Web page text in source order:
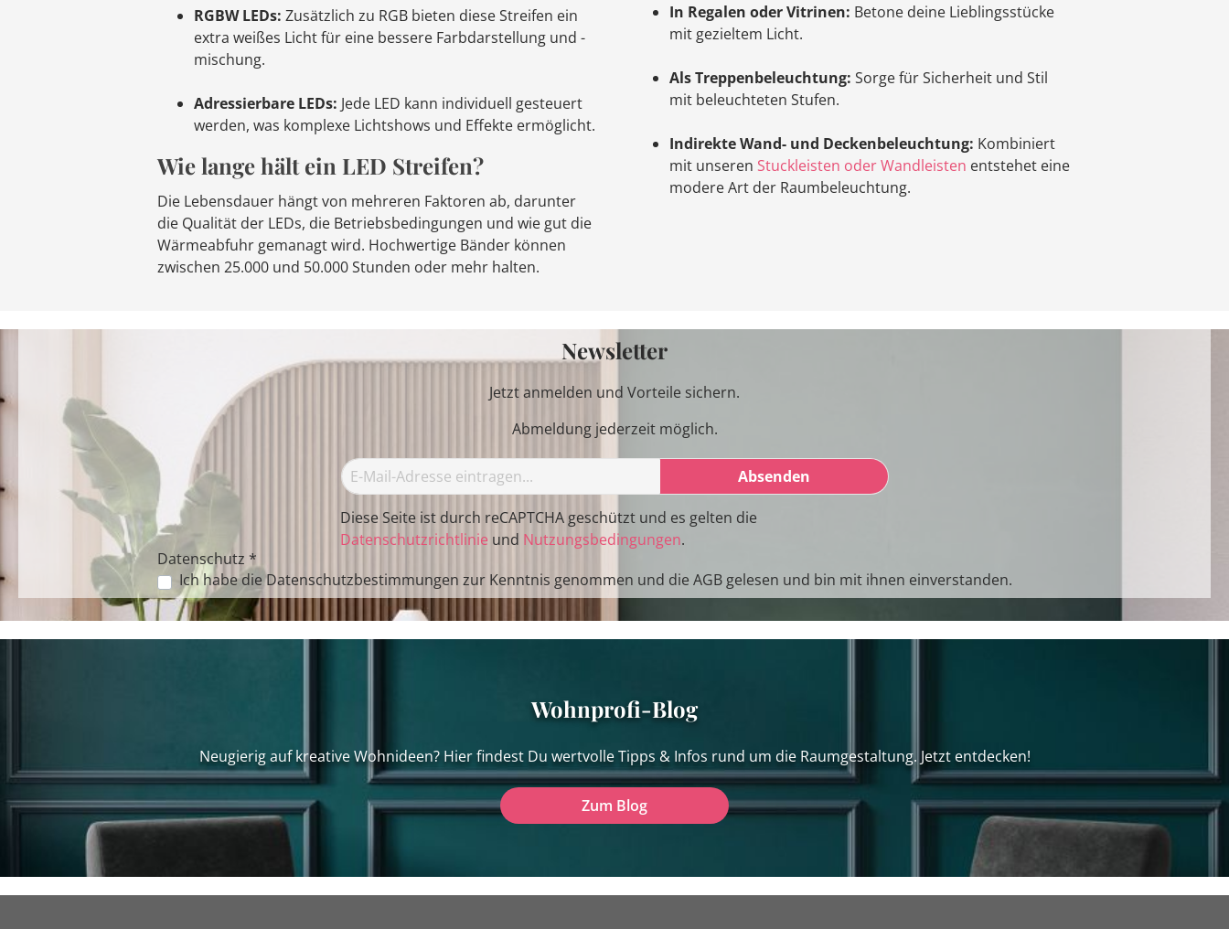
RGBW LEDs: Zusätzlich zu RGB bieten diese Streifen ein
extra weißes Licht für eine bessere Farbdarstellung und -
mischung.
Adressierbare LEDs: Jede LED kann individuell gesteuert
werden, was komplexe Lichtshows und Effekte ermöglicht.
Wie lange hält ein LED Streifen?
Die Lebensdauer hängt von mehreren Faktoren ab, darunter
die Qualität der LEDs, die Betriebsbedingungen und wie gut die
Wärmeabfuhr gemanagt wird. Hochwertige Bänder können
zwischen 25.000 und 50.000 Stunden oder mehr halten.
In Regalen oder Vitrinen: Betone deine Lieblingsstücke
mit gezieltem Licht.
Als Treppenbeleuchtung: Sorge für Sicherheit und Stil
mit beleuchteten Stufen.
Indirekte Wand- und Deckenbeleuchtung: Kombiniert
mit unseren Stuckleisten oder Wandleisten entstehet eine
modere Art der Raumbeleuchtung.
Newsletter
Jetzt anmelden und Vorteile sichern.
Abmeldung jederzeit möglich.
Absenden
Diese Seite ist durch reCAPTCHA geschützt und es gelten die
Datenschutzrichtlinie und Nutzungsbedingungen.
Datenschutz *
Ich habe dieDatenschutzbestimmungen zur Kenntnis genommen und die AGB gelesen und bin mit ihnen einverstanden.
Wohnprofi-Blog
Neugierig auf kreative Wohnideen? Hier findest Du wertvolle Tipps & Infos rund um die Raumgestaltung. Jetzt entdecken!
Zum Blog